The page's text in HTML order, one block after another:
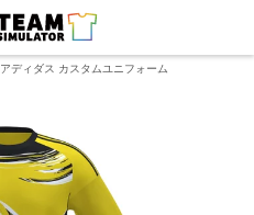
アディダス カスタムユニフォーム